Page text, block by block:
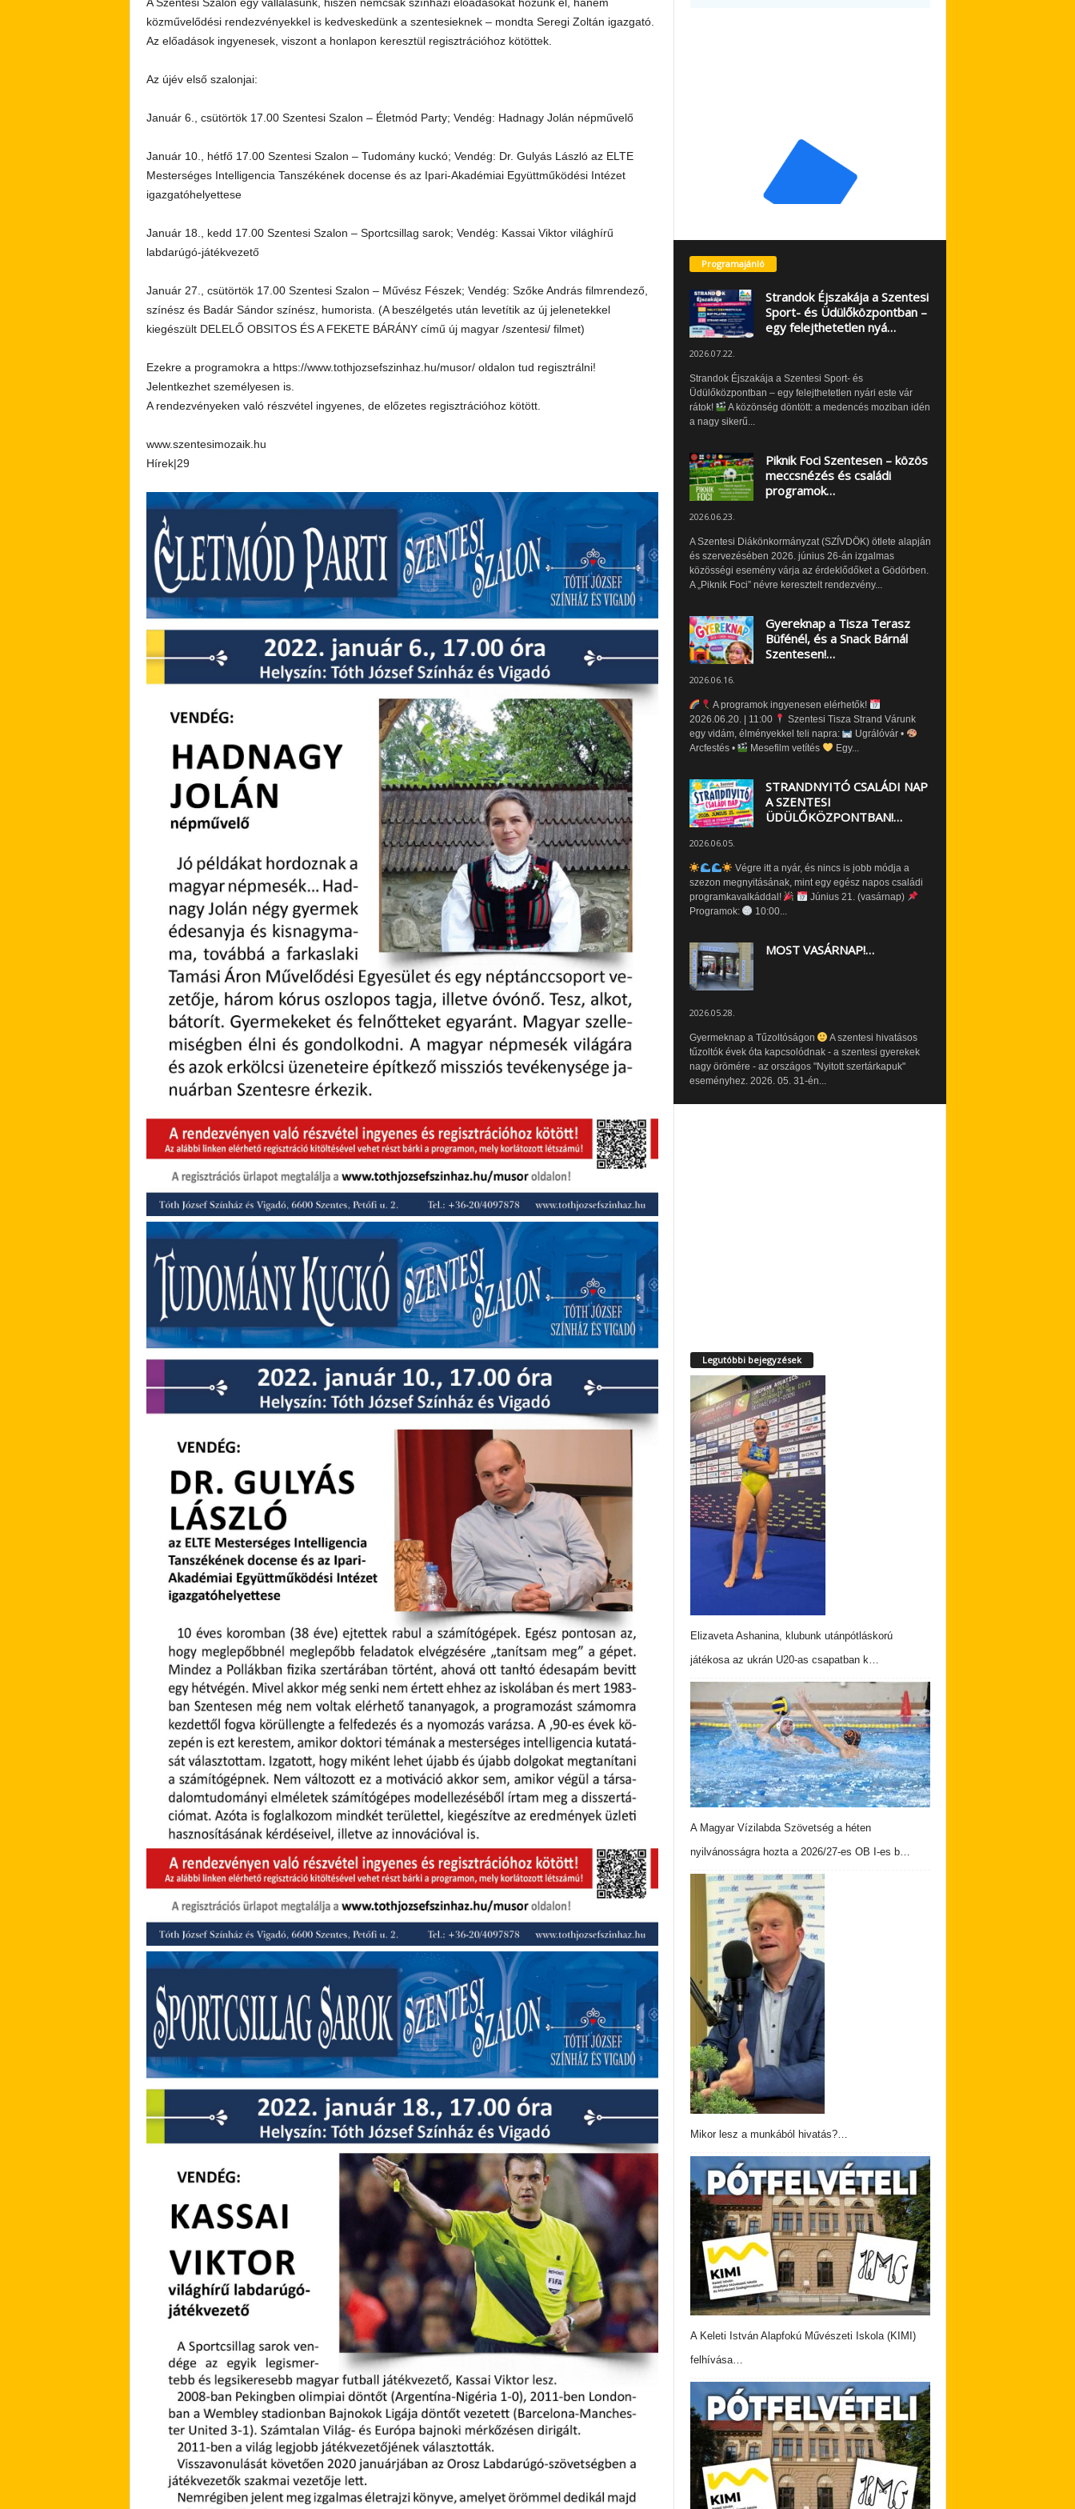
közművelődési rendezvényekkel is kedveskedünk a szentesieknek – mondta Seregi Zoltán igazgató.
Az előadások ingyenesek, viszont a honlapon keresztül regisztrációhoz kötöttek.
Az újév első szalonjai:
Január 6., csütörtök 17.00 Szentesi Szalon – Életmód Party; Vendég: Hadnagy Jolán népművelő
Január 10., hétfő 17.00 Szentesi Szalon – Tudomány kuckó; Vendég: Dr. Gulyás László az ELTE
Mesterséges Intelligencia Tanszékének docense és az Ipari-Akadémiai Együttműködési Intézet
igazgatóhelyettese
Január 18., kedd 17.00 Szentesi Szalon – Sportcsillag sarok; Vendég: Kassai Viktor világhírű
labdarúgó-játékvezető
Január 27., csütörtök 17.00 Szentesi Szalon – Művész Fészek; Vendég: Szőke András filmrendező,
színész és Badár Sándor színész, humorista. (A beszélgetés után levetítik az új jelenetekkel
kiegészült DELELŐ OBSITOS ÉS A FEKETE BÁRÁNY című új magyar /szentesi/ filmet)
Ezekre a programokra a https://www.tothjozsefszinhaz.hu/musor/ oldalon tud regisztrálni!
Jelentkezhet személyesen is.
A rendezvényeken való részvétel ingyenes, de előzetes regisztrációhoz kötött.
www.szentesimozaik.hu
Hírek|29
Programajánló
Strandok Éjszakája a Szentesi
Sport- és Üdülőközpontban –
egy felejthetetlen nyá…
2026.07.22.
Strandok Éjszakája a Szentesi Sport- és
Üdülőközpontban – egy felejthetetlen nyári este vár
rátok!
A közönség döntött: a medencés moziban idén
a nagy sikerű...
Piknik Foci Szentesen – közös
meccsnézés és családi
programok…
2026.06.23.
A Szentesi Diákönkormányzat (SZÍVDÖK) ötlete alapján
és szervezésében 2026. június 26-án izgalmas
közösségi esemény várja az érdeklődőket a Gödörben.
A „Piknik Foci” névre keresztelt rendezvény...
Gyereknap a Tisza Terasz
Büfénél, és a Snack Bárnál
Szentesen!…
2026.06.16.
A programok ingyenesen elérhetők!
2026.06.20. | 11:00
Szentesi Tisza Strand Várunk
egy vidám, élményekkel teli napra:
Ugrálóvár •
Arcfestés •
Mesefilm vetítés Egy...
STRANDNYITÓ CSALÁDI NAP
A SZENTESI
ÜDÜLŐKÖZPONTBAN!…
2026.06.05.
Végre itt a nyár, és nincs is jobb módja a
szezon megnyitásának, mint egy egész napos családi
programkavalkáddal!
Június 21. (vasárnap)
Programok:
10:00...
MOST VASÁRNAP!…
2026.05.28.
Gyermeknap a Tűzoltóságon
A szentesi hivatásos
tűzoltók évek óta kapcsolódnak - a szentesi gyerekek
nagy örömére - az országos "Nyitott szertárkapuk"
eseményhez. 2026. 05. 31-én...
Legutóbbi bejegyzések
Elizaveta Ashanina, klubunk utánpótláskorú
játékosa az ukrán U20-as csapatban k…
A Magyar Vízilabda Szövetség a héten
nyilvánosságra hozta a 2026/27-es OB I-es b…
Mikor lesz a munkából hivatás?…
A Keleti István Alapfokú Művészeti Iskola (KIMI)
felhívása…